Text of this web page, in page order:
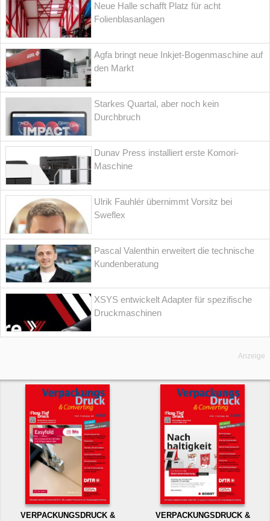
Neue Halle schafft Platz für acht
Folienblasanlagen
Agfa bringt neue Inkjet-Bogenmaschine auf
den Markt
Starkes Quartal, aber noch kein
Durchbruch
Dunav Press installiert erste Komori-
Maschine
Ulrik Fauhlér übernimmt Vorsitz bei
Sweflex
Pascal Valenthin erweitert die technische
Kundenberatung
XSYS entwickelt Adapter für spezifische
Druckmaschinen
Anzeige
VERPACKUNGSDRUCK &
VERPACKUNGSDRUCK &